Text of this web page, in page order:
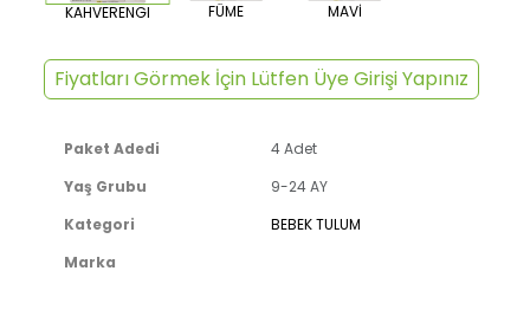
KAHVERENGI FÜME MAVİ
Fiyatları Görmek İçin Lütfen Üye Girişi Yapınız
Paket Adedi
4 Adet
Yaş Grubu
9-24 AY
Kategori
BEBEK TULUM
Marka